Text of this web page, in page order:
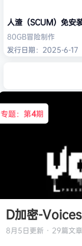
人渣（SCUM）免安
80GB冒险制作
发行日期：2025-6-17
专题：第4期
D加密-
8月5日更新 · 29篇文章